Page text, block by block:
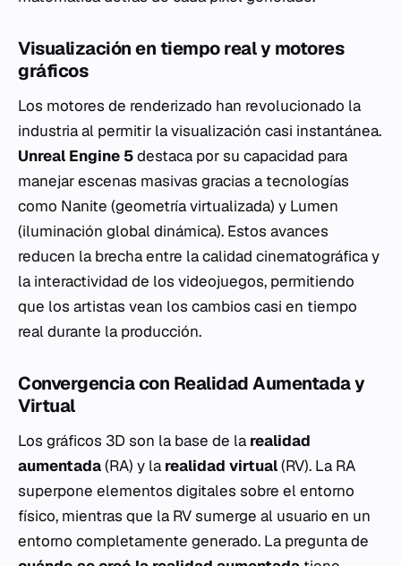
Visualización en tiempo real y motores
gráficos
Los motores de renderizado han revolucionado la
industria al permitir la visualización casi instantánea.
Unreal Engine 5destaca por su capacidad para
manejar escenas masivas gracias a tecnologías
como Nanite (geometría virtualizada) y Lumen
(iluminación global dinámica). Estos avances
reducen la brecha entre la calidad cinematográfica y
la interactividad de los videojuegos, permitiendo
que los artistas vean los cambios casi en tiempo
real durante la producción.
Convergencia con Realidad Aumentada y
Virtual
Los gráficos 3D son la base de la realidad
aumentada(RA) y la realidad virtual(RV). La RA
superpone elementos digitales sobre el entorno
físico, mientras que la RV sumerge al usuario en un
entorno completamente generado. La pregunta de